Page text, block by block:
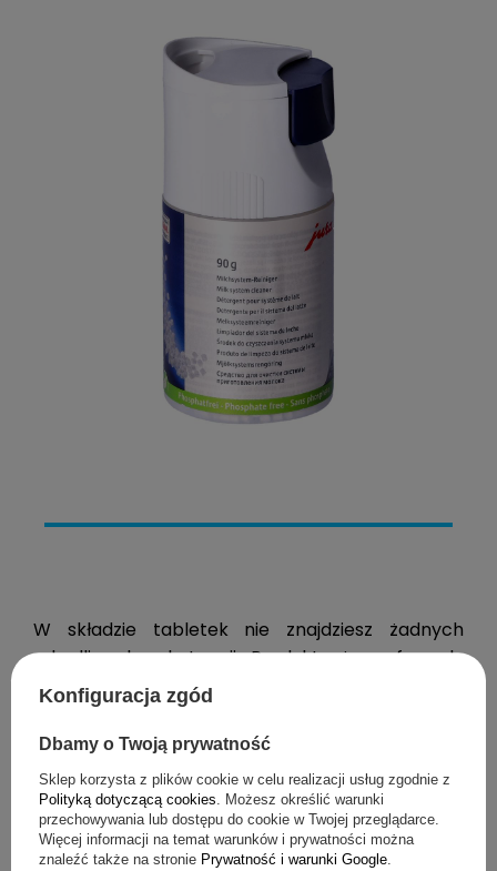
W składzie tabletek nie znajdziesz żadnych
szkodliwych substancji. Produkt używa formuły
wolnej od fosforanów, która jest nie tylko
bezpieczna, ale również przyjazna dla
środowiska. Tabletki JURA są też niezwykle łatwe
i wygodne w użyciu – wszystko dzięki
dozownikowi, który ułatwia dawkowanie i
minimalizuje straty.
Konfiguracja zgód
Dbamy o Twoją prywatność
Sklep korzysta z plików cookie w celu realizacji usług zgodnie z
Polityką dotyczącą cookies . Możesz określić warunki
przechowywania lub dostępu do cookie w Twojej przeglądarce.
Więcej informacji na temat warunków i prywatności można
znaleźć także na stronie Prywatność i warunki Google